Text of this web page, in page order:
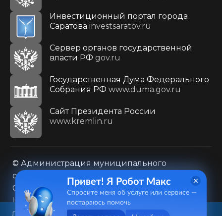
Инвестиционный портал города
Саратова investsaratov.ru
Сервер органов государственной
власти РФ gov.ru
Государственная Дума Федерального
Собрания РФ www.duma.gov.ru
Cайт Президента России
www.kremlin.ru
© Администрация муниципального
образования городского округа «Город
Саратов»
Контакты
Карта сайта
Политика в отношении обработки
Привет! Я Робот Макс
Спросите меня об услуге или сервисе —
постараюсь помочь